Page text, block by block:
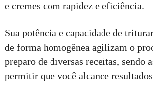
e cremes com rapidez e eficiência.
Sua potência e capacidade de
de forma homogênea agilizam o
preparo de diversas receitas, sendo
permitir que você alcance